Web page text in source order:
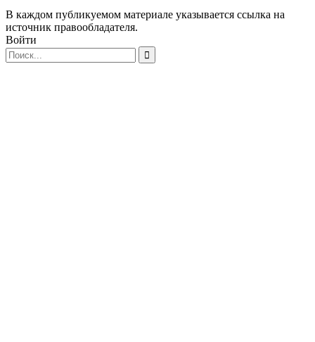
В каждом публикуемом материале указывается ссылка на
источник правообладателя.
Войти